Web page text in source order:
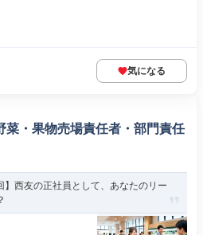
気になる
菜・果物売場責任者・部門責任
】西友の正社員として、あなたのリー